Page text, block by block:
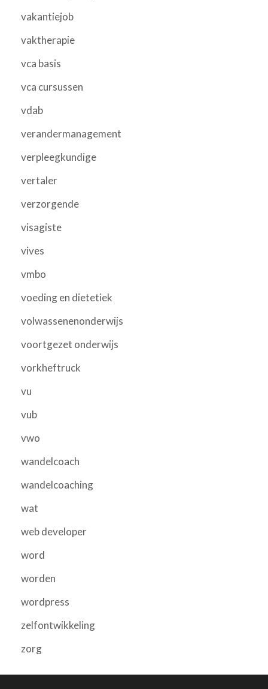
vakantiejob
vaktherapie
vca basis
vca cursussen
vdab
verandermanagement
verpleegkundige
vertaler
verzorgende
visagiste
vives
vmbo
voeding en dietetiek
volwassenenonderwijs
voortgezet onderwijs
vorkheftruck
vu
vub
vwo
wandelcoach
wandelcoaching
wat
web developer
word
worden
wordpress
zelfontwikkeling
zorg